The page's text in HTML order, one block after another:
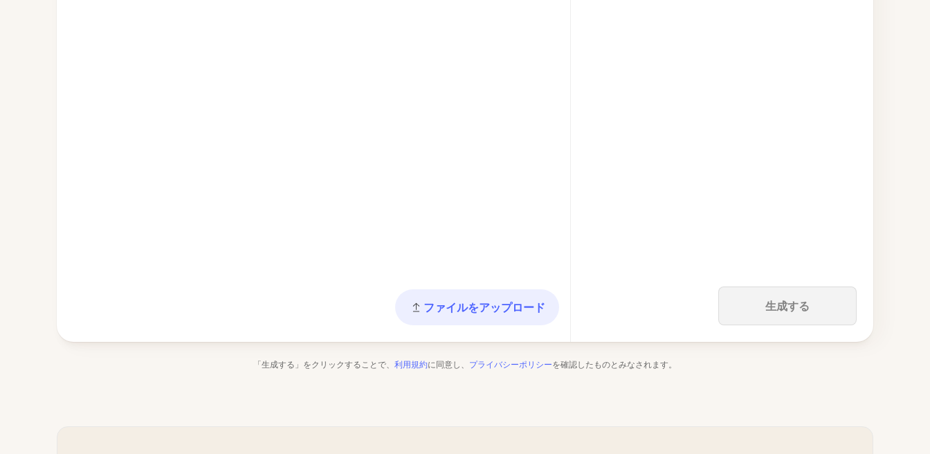
ファイルをアップロード 生成する
「生成する」をクリックすることで、 利用規約に同意し、 プライバシーポリシーを確認したものとみなされます。